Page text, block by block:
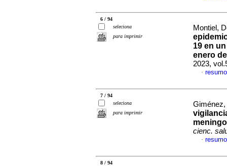
6 / 94
seleciona
para imprimir
Montiel,
19 en
enero
2023,
·
7 / 94
seleciona
para imprimir
cienc.
·
8 / 94